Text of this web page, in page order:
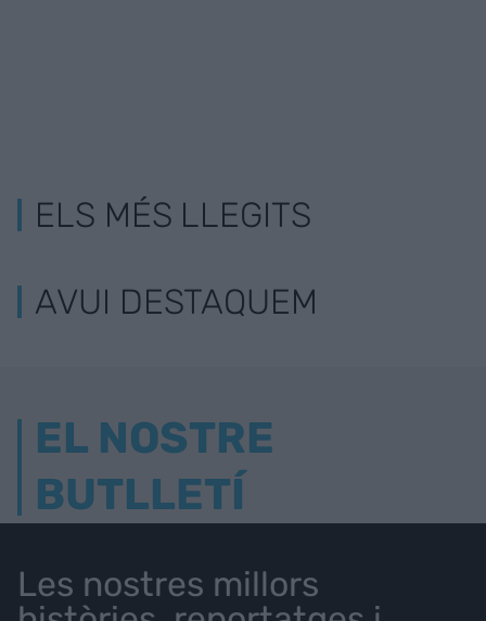
ELS MÉS LLEGITS
AVUI DESTAQUEM
EL NOSTRE
BUTLLETÍ
Les nostres millors